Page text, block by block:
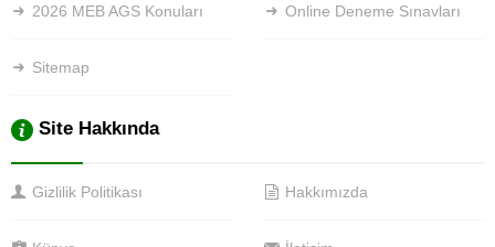
2026 MEB AGS Konuları Online Deneme Sınavları
Sitemap
Site Hakkında
Gizlilik Politikası Hakkımızda